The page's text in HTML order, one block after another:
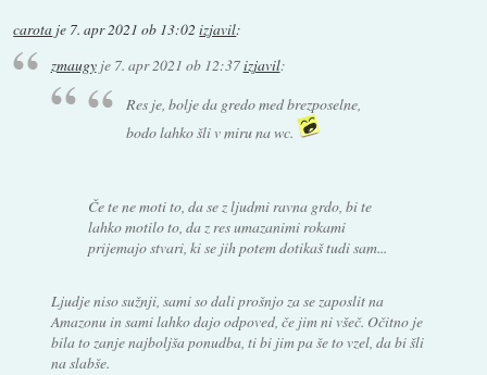
carota je 7. apr 2021 ob 13:02 izjavil:
zmaugyje 7. apr 2021 ob 12:37izjavil:
Res je, bolje da gredo med brezposelne,
bodo lahko šli v miru na wc.
Če te ne moti to, da se z ljudmi ravna grdo, bi te
lahko motilo to, da z res umazanimi rokami
prijemajo stvari, ki se jih potem dotikaš tudi sam...
Ljudje niso sužnji, sami so dali prošnjo za se zaposlit na
Amazonu in sami lahko dajo odpoved, če jim ni všeč. Očitno je
bila to zanje najboljša ponudba, ti bi jim pa še to vzel, da bi šli
na slabše.